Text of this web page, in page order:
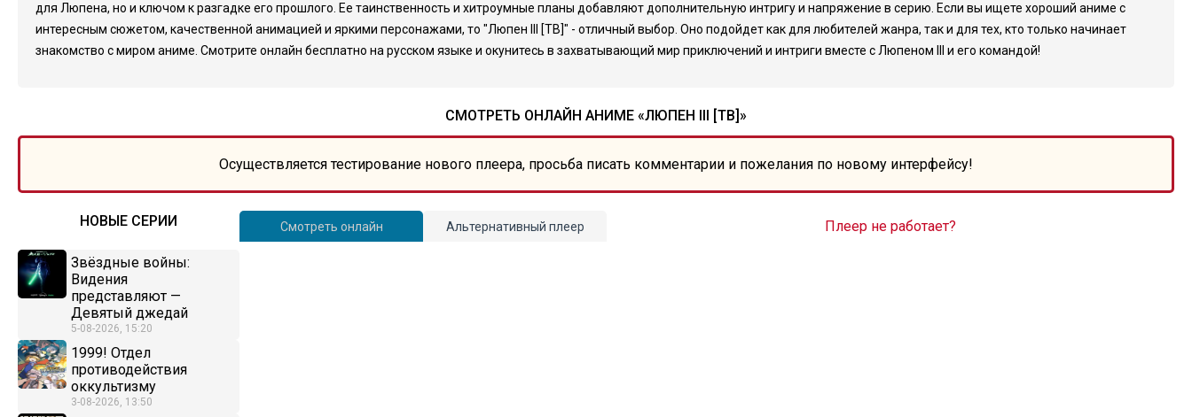
для Люпена, но и ключом к разгадке его прошлого. Ее таинственность и хитроумные планы добавляют дополнительную интригу и напряжение в серию. Если вы ищете хороший аниме с
интересным сюжетом, качественной анимацией и яркими персонажами, то "Люпен III [ТВ]" - отличный выбор. Оно подойдет как для любителей жанра, так и для тех, кто только начинает
знакомство с миром аниме. Смотрите онлайн бесплатно на русском языке и окунитесь в захватывающий мир приключений и интриги вместе с Люпеном III и его командой!
СМОТРЕТЬ ОНЛАЙН АНИМЕ «ЛЮПЕН III [ТВ]»
Осуществляется тестирование нового плеера, просьба писать комментарии и пожелания по новому интерфейсу!
НОВЫЕ СЕРИИ
Звёздные войны:
Видения
представляют —
Девятый джедай
5-08-2026, 15:20
1999! Отдел
противодействия
оккультизму
3-08-2026, 13:50
Смотреть онлайн Альтернативный плеер Плеер не работает?